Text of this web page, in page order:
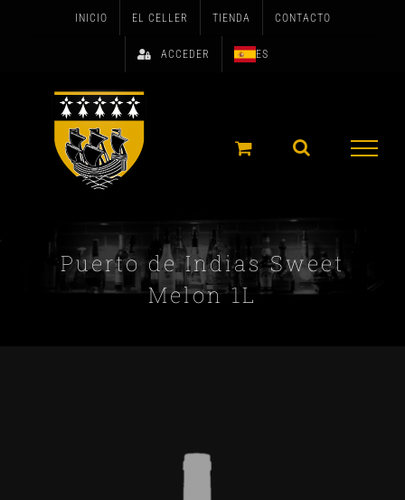
INICIO EL CELLER TIENDA CONTACTO
ACCEDER ES
Puerto de Indias Sweet
Melon 1L